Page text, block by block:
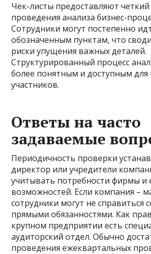
Чек-листы предоставляют четкий
проведения анализа бизнес-
Сотрудники могут постепенно
обозначенным пунктам, что
риски упущения важных деталей.
Структурированный процесс
более понятным и доступным для
участников.
Ответы на часто
задаваемые
Периодичность проверки
директор или учредители
учитывать потребности фирмы и
возможностей. Если компания –
сотрудники могут не справиться
прямыми обязанностями. Как
крупном предприятии есть
аудиторский отдел. Обычно
проведения ежеквартальных